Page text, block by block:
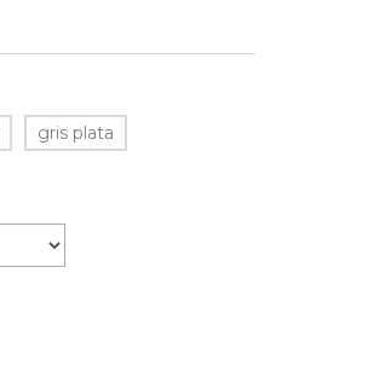
gris plata